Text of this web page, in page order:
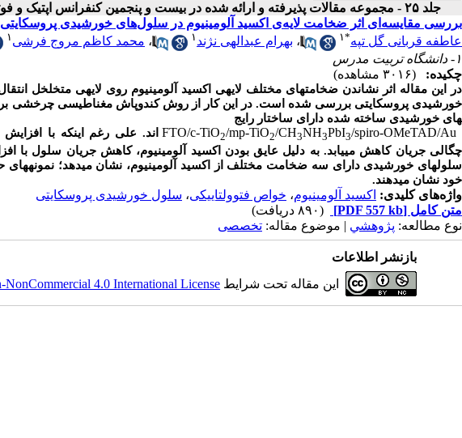
جلد ۲۵ - مجموعه مقالات پذیرفته و ارائه شده در بیست و پنجمین کنفرانس اپتیک و فوتونیک ایران
بررسی مقایسه‌ای اثر ضخامت لایه‌ی اکسید آلومینیوم در سلول‌های خورشیدی پروسکایتی
عاطفه قربانی گل تپه*۱ ، بهرام عبدالهی نژند ۱ ، محمد کاظم مروج فرشی ۱
۱- دانشگاه تربیت مدرس
چکیده:
(۳۰۱۶ مشاهده)
در این مقاله اثر نشاندن ضخامت­های مختلف لایه­ی اکسید آلومینیوم روی لایه­ی متخلخل
پروسکایتی بررسی شده است. در این کار از روش کندوپاش مغناطیسی چرخشی
های خورشیدی ساخته شده دارای ساختار رایج
FTO/c-TiO2/mp-TiO2/CH3NH3PbI3/spiro-OMeTAD/Au
اند. علی رغم این­که با افزایش
چگالی جریان کاهش می­یابد. به دلیل عایق بودن اکسید آلومینیوم، کاهش جریان سلول با
سلول­های خورشیدی دارای سه ضخامت مختلف از اکسید آلومینیوم، نشان می­دهد؛ نمونه­های
خود نشان می­دهند.
واژه‌های کلیدی: اکسید آلومینیوم، خواص فتوولتاییکی، سلول خورشیدی پروسکایتی
متن کامل [PDF 557 kb]
(۸۹۰ دریافت)
نوع مطالعه: پژوهشي | موضوع مقاله: تخصصی
بازنشر اطلاعات
این مقاله تحت شرایط 4.0 International License